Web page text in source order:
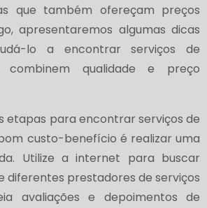
que também ofereçam preços
apresentaremos algumas dicas
lo a encontrar serviços de
combinem qualidade e preço
etapas para encontrar serviços de
custo-benefício é realizar uma
Utilize a internet para buscar
diferentes prestadores de serviços
avaliações e depoimentos de